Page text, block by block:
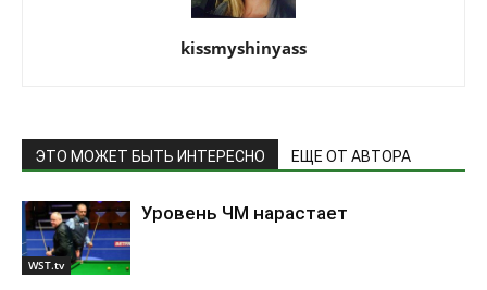
kissmyshinyass
ЭТО МОЖЕТ БЫТЬ ИНТЕРЕСНО ЕЩЕ ОТ АВТОРА
WST.tv
Уровень ЧМ нарастает